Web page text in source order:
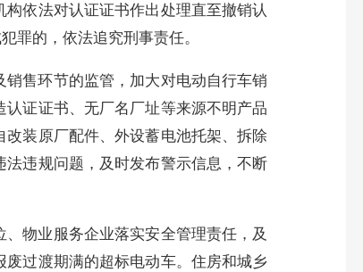
依法对认证证书作出处理直至撤销认
罪的，依法追究刑事责任。
售环节的监管，加大对电动自行车销
证证书、无厂名厂址等来源不明产品
装原厂配件、外设蓄电池托架、拆除
违规问题，及时发布警示信息，不断
物业服务企业落实安全管理责任，及
过渡期满的超标电动车。住房和城乡